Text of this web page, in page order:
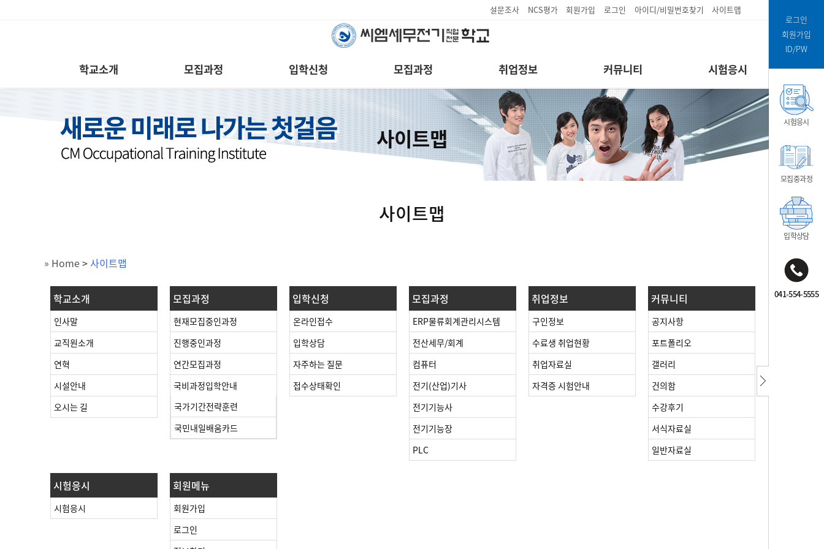
설문조사 NCS평가 회원가입 로그인 아이디/비밀번호찾기 사이트맵
학교소개 모집과정 입학신청 모집과정 취업정보 커뮤니티 시험응시
사이트맵
사이트맵
» Home>사이트맵
학교소개
인사말
교직원소개
연혁
시설안내
오시는 길
모집과정
현재모집중인과정
진행중인과정
연간모집과정
국비과정입학안내
국가기간전략훈련
국민내일배움카드
입학신청
온라인접수
입학상담
자주하는 질문
접수상태확인
모집과정
ERP물류회계관리시스템
전산세무/회계
컴퓨터
전기(산업)기사
전기기능사
전기기능장
PLC
취업정보
구인정보
수료생 취업현황
취업자료실
자격증 시험안내
커뮤니티
공지사항
포트폴리오
갤러리
건의함
수강후기
서식자료실
일반자료실
시험응시
시험응시
회원메뉴
회원가입
로그인
로그인
회원가입
ID/PW
시험응시
모집중과정
입학상담
041-554-5555